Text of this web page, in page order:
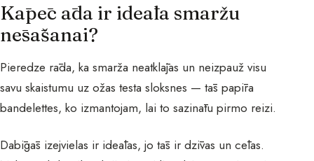
Kāpēc āda ir ideāla smaržu
nēsāšanai?
Pieredze rāda, ka smarža neatklājas un neizpauž visu
savu skaistumu uz ožas testa sloksnes — tās papīra
bandelettes, ko izmantojam, lai to sazinātu pirmo reizi.
Dabīgās izejvielas ir ideālas, jo tās ir dzīvas un cēlas.